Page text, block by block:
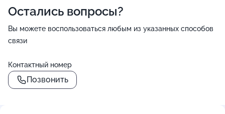
Остались вопросы?
Вы можете воспользоваться любым из указанных способов
связи
Контактный номер
Позвонить